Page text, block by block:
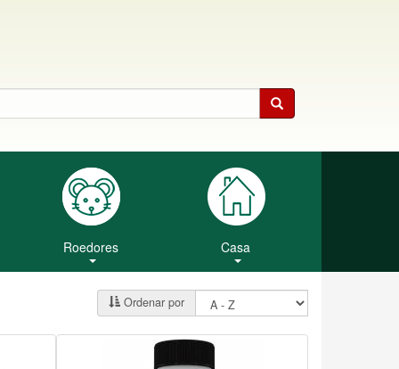
Roedores Casa
Ordenar por